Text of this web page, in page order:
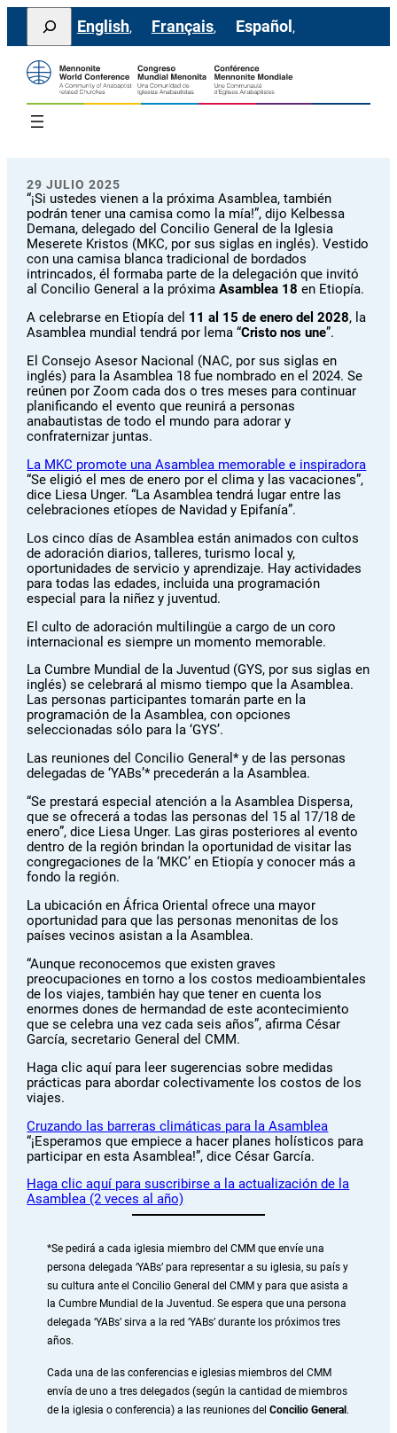
Saltar
contenido
Search
English Français Español
29 JULIO 2025
“¡Si ustedes vienen a la próxima Asamblea, también
podrán tener una camisa como la mía!”, dijo Kelbessa
Demana, delegado del Concilio General de la Iglesia
Meserete Kristos (MKC, por sus siglas en inglés). Vestido
con una camisa blanca tradicional de bordados
intrincados, él formaba parte de la delegación que invitó
al Concilio General a la próximaAsamblea 18 en Etiopía.
A celebrarse en Etiopía del 11 al 15 de enero del 2028, la
Asamblea mundial tendrá por lema “Cristo nos une”.
El Consejo Asesor Nacional (NAC, por sus siglas en
inglés) para la Asamblea 18 fue nombrado en el 2024. Se
reúnen por Zoom cada dos o tres meses para continuar
planificando el evento que reunirá a personas
anabautistas de todo el mundo para adorar y
confraternizar juntas.
La MKC promote una Asamblea memorable e inspiradora
“Se eligió el mes de enero por el clima y las vacaciones”,
dice Liesa Unger. “La Asamblea tendrá lugar entre las
celebraciones etíopes de Navidad y Epifanía”.
Los cinco días de Asamblea están animados con cultos
de adoración diarios, talleres, turismo local y,
oportunidades de servicio y aprendizaje. Hay actividades
para todas las edades, incluida una programación
especial para la niñez y juventud.
El culto de adoración multilingüe a cargo de un coro
internacional es siempre un momento memorable.
La Cumbre Mundial de la Juventud (GYS, por sus siglas en
inglés) se celebrará al mismo tiempo que la Asamblea.
Las personas participantes tomarán parte en la
programación de la Asamblea, con opciones
seleccionadas sólo para la ‘GYS’.
Las reuniones del Concilio General* y de las personas
delegadas de ‘YABs’* precederán a la Asamblea.
“Se prestará especial atención a la Asamblea Dispersa,
que se ofrecerá a todas las personas del 15 al 17/18 de
enero”, dice Liesa Unger. Las giras posteriores al evento
dentro de la región brindan la oportunidad de visitar las
congregaciones de la ‘MKC’ en Etiopía y conocer más a
fondo la región.
La ubicación en África Oriental ofrece una mayor
oportunidad para que las personas menonitas de los
países vecinos asistan a la Asamblea.
“Aunque reconocemos que existen graves
preocupaciones en torno a los costos medioambientales
de los viajes, también hay que tener en cuenta los
enormes dones de hermandad de este acontecimiento
que se celebra una vez cada seis años”, afirma César
García, secretario General del CMM.
Haga clic aquí para leer sugerencias sobre medidas
prácticas para abordar colectivamente los costos de los
viajes.
Cruzando las barreras climáticas para la Asamblea
“¡Esperamos que empiece a hacer planes holísticos para
participar en esta Asamblea!”, dice César García.
Haga clic aquí para suscribirse a la actualización de la
Asamblea (2 veces al año)
*Se pedirá a cada iglesia miembro del CMM que envíe una
persona delegada ‘YABs’ para representar a su iglesia, su país y
su cultura ante el Concilio General del CMM y para que asista a
la Cumbre Mundial de la Juventud. Se espera que una persona
delegada ‘YABs’ sirva a la red ‘YABs’ durante los próximos tres
años.
Cada una de las conferencias e iglesias miembros del CMM
envía de uno a tres delegados (según la cantidad de miembros
de la iglesia o conferencia) a las reuniones del Concilio General .